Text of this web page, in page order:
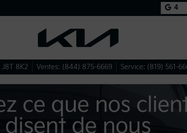
4
J8T 8K2 Ventes: (844) 875-6669 Service: (819) 561-